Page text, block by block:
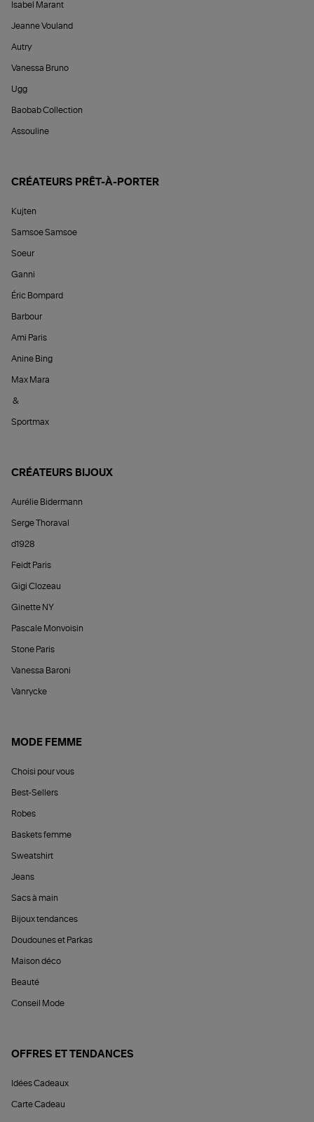
Isabel Marant
Jeanne Vouland
Autry
Vanessa Bruno
Ugg
Baobab Collection
Assouline
CRÉATEURS PRÊT-À-PORTER
Kujten
Samsoe Samsoe
Soeur
Ganni
Éric Bompard
Barbour
Ami Paris
Anine Bing
Max Mara
&
Sportmax
CRÉATEURS BIJOUX
Aurélie Bidermann
Serge Thoraval
d1928
Feidt Paris
Gigi Clozeau
Ginette NY
Pascale Monvoisin
Stone Paris
Vanessa Baroni
Vanrycke
MODE FEMME
Choisi pour vous
Best-Sellers
Robes
Baskets femme
Sweatshirt
Jeans
Sacs à main
Bijoux tendances
Doudounes et Parkas
Maison déco
Beauté
Conseil Mode
OFFRES ET TENDANCES
Idées Cadeaux
Carte Cadeau